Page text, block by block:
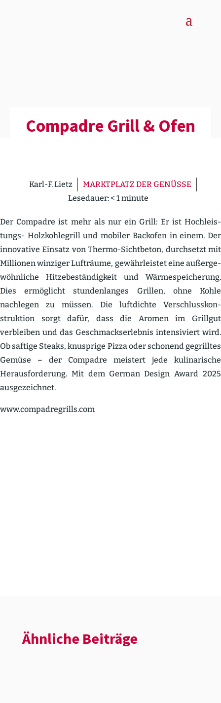
Compadre Grill & Ofen
Karl-F. Lietz
MARKTPLATZ DER GENÜSSE
Lesedauer:< 1minute
Der Compadre ist mehr als nur ein Grill: Er ist Hochleis­
tungs- Holzkoh­le­grill und mobiler Backofen in einem. Der
innovative Einsatz von Thermo-Sicht­beton, durch­setzt mit
Millionen winziger Lufträume, gewähr­leistet eine außer­ge­
wöhn­liche Hitze­be­stän­digkeit und Wärme­spei­cherung.
Dies ermög­licht stunden­langes Grillen, ohne Kohle
nachlegen zu müssen. Die luftdichte Verschluss­kon­
struktion sorgt dafür, dass die Aromen im Grillgut
verbleiben und das Geschmacks­er­lebnis inten­si­viert wird.
Ob saftige Steaks, knusprige Pizza oder schonend gegrilltes
Gemüse – der Compadre meistert jede kulina­rische
Heraus­for­derung. Mit dem German Design Award 2025
ausge­zeichnet.
www.compadregrills.com
Ähnliche Beiträge